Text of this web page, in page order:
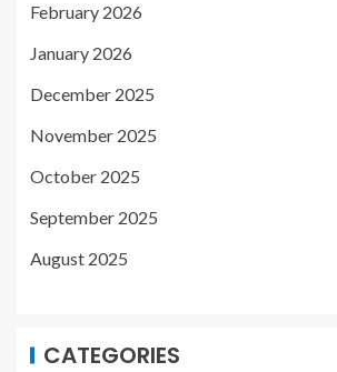
February 2026
January 2026
December 2025
November 2025
October 2025
September 2025
August 2025
CATEGORIES